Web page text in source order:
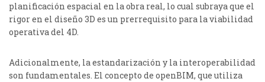
planificación espacial en la obra real, lo cual subraya que el
rigor en el diseño 3D es un prerrequisito para la viabilidad
operativa del 4D.
Adicionalmente, la estandarización y la interoperabilidad
son fundamentales. El concepto de openBIM, que utiliza